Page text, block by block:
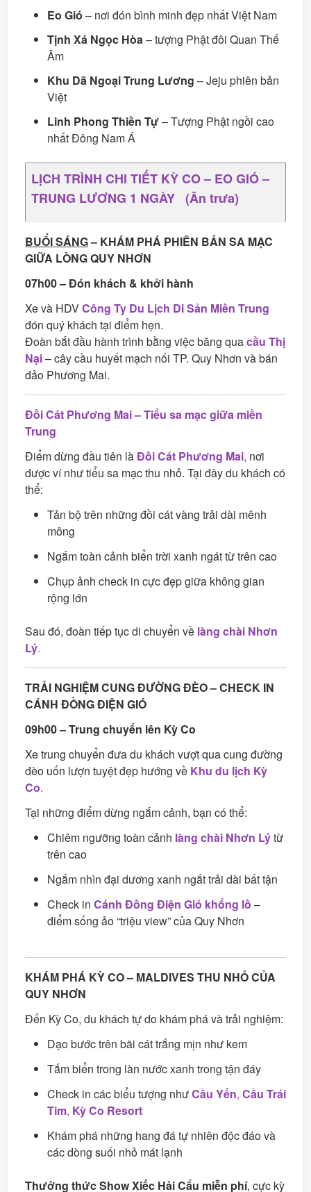
Eo Gió – nơi đón bình minh đẹp nhất Việt Nam
Tịnh Xá Ngọc Hòa– tượng Phật đôi Quan Thế
Âm
Khu Dã Ngoại Trung Lương – Jeju phiên bản
Việt
Linh Phong Thiền Tự– Tượng Phật ngồi cao
nhất Đông Nam Á
LỊCH TRÌNH CHI TIẾT KỲ CO – EO GIÓ –
TRUNG LƯƠNG 1 NGÀY (Ăn trưa)
BUỔI SÁNG– KHÁM PHÁ PHIÊN BẢN SA MẠC
GIỮA LÒNG QUY NHƠN
07h00 – Đón khách & khởi hành
Xe và HDVCông Ty Du Lịch Di Sản Miền Trung
đón quý khách tại điểm hẹn.
Đoàn bắt đầu hành trình bằng việc băng quacầu Thị
Nại– cây cầu huyết mạch nối TP. Quy Nhơn và bán
đảo Phương Mai.
Đồi Cát Phương Mai – Tiểu sa mạc giữa miền
Trung
Điểm dừng đầu tiên làĐồi Cát Phương Mai, nơi
được ví như tiểu sa mạc thu nhỏ. Tại đây du khách có
thể:
Tản bộ trên những đồi cát vàng trải dài mênh
mông
Ngắm toàn cảnh biển trời xanh ngát từ trên cao
Chụp ảnh check in cực đẹp giữa không gian
rộng lớn
Sau đó, đoàn tiếp tục di chuyển về làng chài Nhơn
Lý.
TRẢI NGHIỆM CUNG ĐƯỜNG ĐÈO – CHECK IN
CÁNH ĐỒNG ĐIỆN GIÓ
09h00 – Trung chuyển lên Kỳ Co
Xe trung chuyển đưa du khách vượt qua cung đường
đèo uốn lượn tuyệt đẹp hướng về Khu du lịch Kỳ
Co.
Tại những điểm dừng ngắm cảnh, bạn có thể:
Chiêm ngưỡng toàn cảnh làng chài Nhơn Lýtừ
trên cao
Ngắm nhìn đại dương xanh ngắt trải dài bất tận
Check in Cánh Đồng Điện Gió khổng lồ –
điểm sống ảo “triệu view” của Quy Nhơn
KHÁM PHÁ KỲ CO – MALDIVES THU NHỎ CỦA
QUY NHƠN
Đến Kỳ Co, du khách tự do khám phá và trải nghiệm:
Dạo bước trên bãi cát trắng mịn như kem
Tắm biển trong làn nước xanh trong tận đáy
Check in các biểu tượng nhưCầu Yến, Cầu Trái
Tim, Kỳ Co Resort
Khám phá những hang đá tự nhiên độc đáo và
các dòng suối nhỏ mát lạnh
Thưởng thức Show Xiếc Hải Cẩu miễn phí, cực kỳ